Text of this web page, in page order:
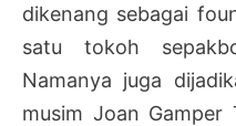
dikenang sebagai
satu tokoh
Namanya juga
musim Joan